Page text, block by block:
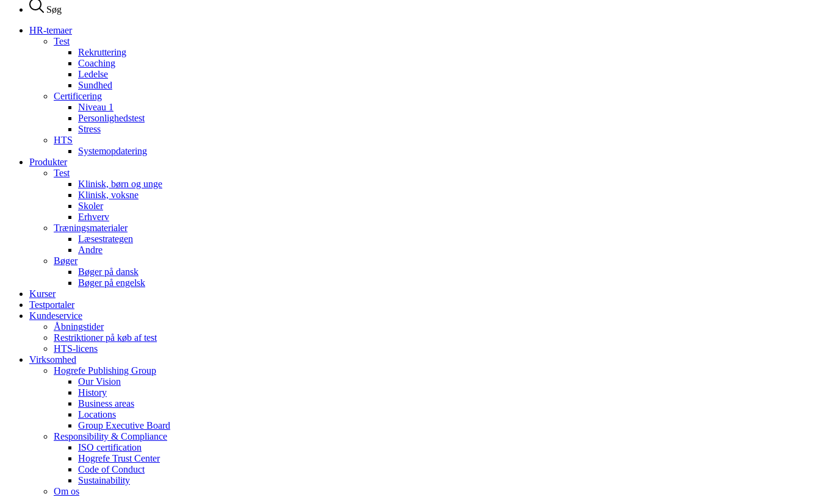
Søg
HR-temaer
Test
Rekruttering
Coaching
Ledelse
Sundhed
Certificering
Niveau 1
Personlighedstest
Stress
HTS
Systemopdatering
Produkter
Test
Klinisk, børn og unge
Klinisk, voksne
Skoler
Erhverv
Træningsmaterialer
Læsestrategen
Andre
Bøger
Bøger på dansk
Bøger på engelsk
Kurser
Testportaler
Kundeservice
Åbningstider
Restriktioner på køb af test
HTS-licens
Virksomhed
Hogrefe Publishing Group
Our Vision
History
Business areas
Locations
Group Executive Board
Responsibility & Compliance
ISO certification
Hogrefe Trust Center
Code of Conduct
Sustainability
Om os